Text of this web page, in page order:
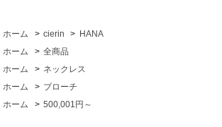
ホーム > cierin > HANA
ホーム
> 全商品
ホーム
> ネックレス
ホーム
> ブローチ
ホーム
> 500,001円～